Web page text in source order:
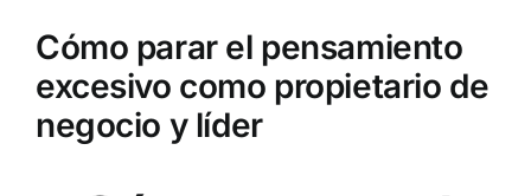
Cómo parar el pensamiento
excesivo como propietario de
negocio y líder